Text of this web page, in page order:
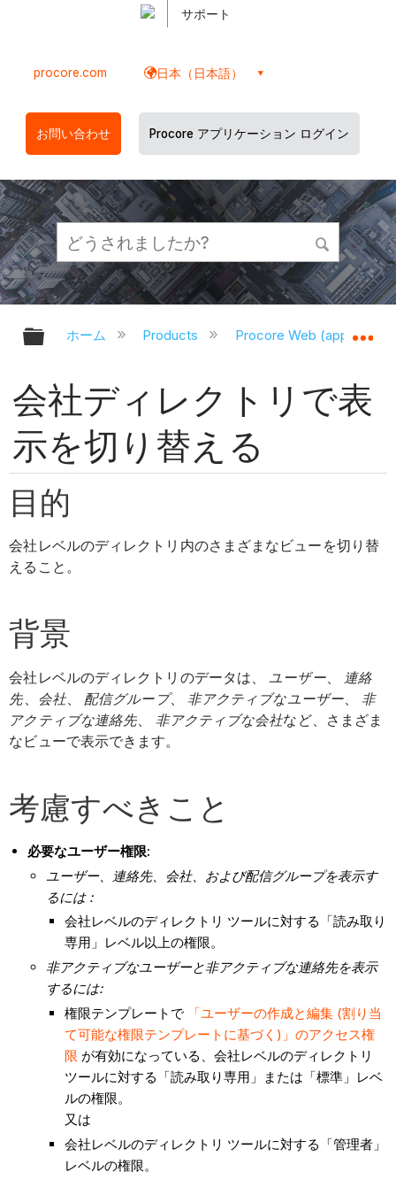
サポート
procore.com 日本（日本語）
お問い合わせ Procore アプリケーション ログイン
グローバル階層を展開/折りたたむ
ホーム Products Procore Web
会社ディレクトリで表
示を切り替える
目的
会社レベルのディレクトリ内のさまざまなビューを切り替
えること。
背景
会社レベルのディレクトリのデータは、ユーザー、 連絡
先、 会社、 配信グループ、 非アクティブなユーザー、 非
アクティブな連絡先、 非アクティブな会社など、さまざま
なビューで表示できます。
考慮すべきこと
必要なユーザー権限:
ユーザー、連絡先、会社、および配信グループを表示す
るには :
会社レベルのディレクトリ ツールに対する「読み取り
専用」レベル以上の権限。
非アクティブなユーザーと非アクティブな連絡先を表示
するには:
権限テンプレートで
「ユーザーの作成と編集 (割り当
て可能な権限テンプレートに基づく)」のアクセス権
限 が有効になっている、会社レベルのディレクトリ
ツールに対する「読み取り専用」または「標準」レベ
ルの権限。
又は
会社レベルのディレクトリ ツールに対する「管理者」
レベルの権限。